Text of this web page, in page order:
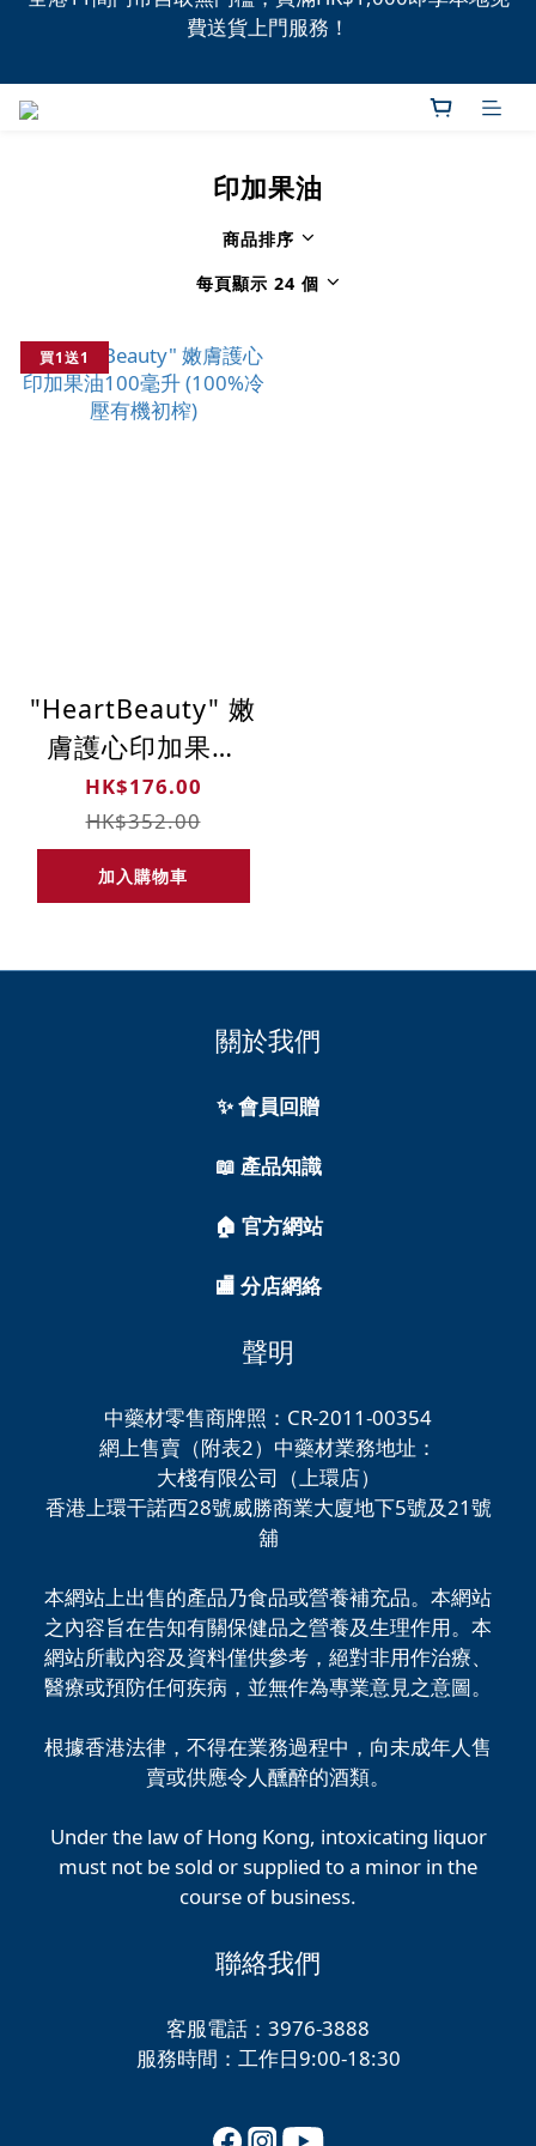
全港11間門市自取無門檻，買滿HK$1,000即享本地免
費送貨上門服務！
新品上市，精選優惠，盡在本週推介！
費送貨上門服務！
印加果油
商品排序
每頁顯示 24 個
買1送1
"HeartBeauty" 嫩
膚護心印加果油
100毫升 (100%冷
壓有機初榨)
HK$176.00
HK$352.00
加入購物車
關於我們
✨ 會員回贈
📖 產品知識
🏠 官方網站
🏬 分店網絡
聲明
中藥材零售商牌照：CR-2011-00354
網上售賣（附表2）中藥材業務地址：
大棧有限公司（上環店）
香港上環干諾西28號威勝商業大廈地下5號及21號
舖
本網站上出售的產品乃食品或營養補充品。本網站
之內容旨在告知有關保健品之營養及生理作用。本
網站所載內容及資料僅供參考，絕對非用作治療、
醫療或預防任何疾病，並無作為專業意見之意圖。
根據香港法律，不得在業務過程中，向未成年人售
賣或供應令人醺醉的酒類。
Under the law of Hong Kong, intoxicating liquor
must not be sold or supplied to a minor in the
course of business.
聯絡我們
客服電話：3976-3888
服務時間：工作日9:00-18:30